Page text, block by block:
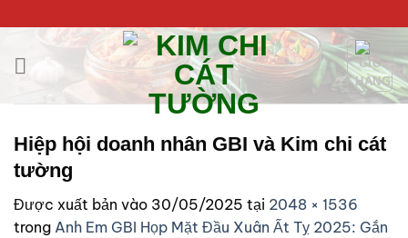
qua
nội
dung
Hiệp hội doanh nhân GBI và Kim chi cát
tường
Được xuất bản vào 30/05/2025 tại 2048 × 1536
trong Anh Em GBI Họp Mặt Đầu Xuân Ất Tỵ 2025: Gắn